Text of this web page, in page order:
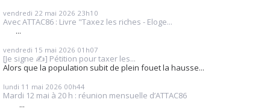
vendredi 22 mai 2026 23h10
Avec ATTAC86 : Livre "Taxez les riches - Eloge...
...
vendredi 15 mai 2026 01h07
[Je signe ✍️] Pétition pour taxer les...
Alors que la population subit de plein fouet la hausse...
lundi 11 mai 2026 00h44
Mardi 12 mai à 20 h : réunion mensuelle d’ATTAC86
...